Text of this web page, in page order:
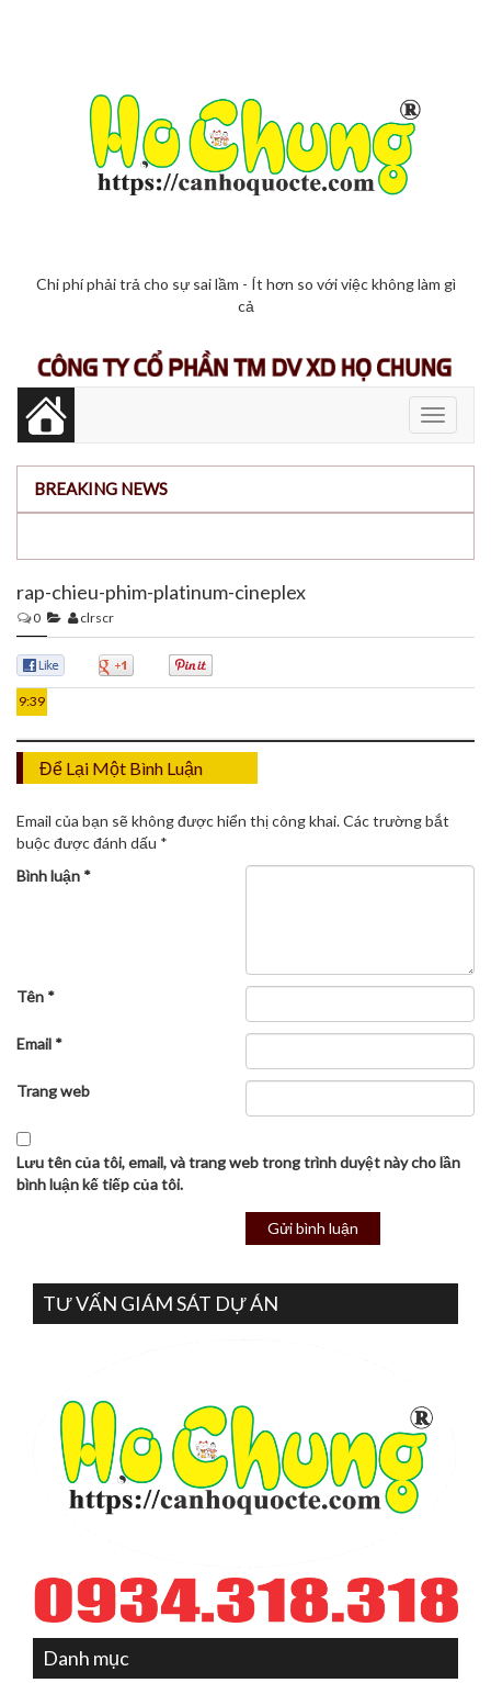
Chi phí phải trả cho sự sai lầm - Ít hơn so với việc không làm gì
cả
Toggle
BREAKING NEWS
rap-chieu-phim-platinum-cineplex
0
clrscr
TH7
9:39
Để Lại Một Bình Luận
Email của bạn sẽ không được hiển thị công khai.Các trường bắt
buộc được đánh dấu *
Bình luận *
Tên *
Email *
Trang web
Lưu tên của tôi, email, và trang web trong trình duyệt này cho lần
bình luận kế tiếp của tôi.
TƯ VẤN GIÁM SÁT DỰ ÁN
Danh mục